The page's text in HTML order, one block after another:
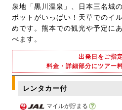
泉地「黒川温泉」、日本三名城
ポットがいっぱい！天草でのイ
めです。熊本での観光や予定に
べます。
出発日をご指
料金・詳細部分にツアー
レンタカー付
マイルが貯まる